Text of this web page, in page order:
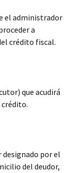
el administrador
a
crédito fiscal.
que acudirá
designado por el
del deudor,